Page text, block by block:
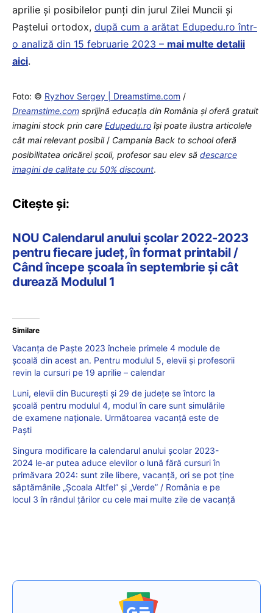
aprilie și posibilelor punți din jurul Zilei Muncii și
Paștelui ortodox, după cum a arătat Edupedu.ro într-
o analiză din 15 februarie 2023 – mai multe detalii
aici.
Foto: © Ryzhov Sergey | Dreamstime.com /
Dreamstime.com sprijină educaţia din România şi oferă gratuit
imagini stock prin care Edupedu.ro îşi poate ilustra articolele
cât mai relevant posibil/ Campania Back to school oferă
posibilitatea oricărei școli, profesor sau elev să descarce
imagini de calitate cu 50% discount.
Citește și:
NOU Calendarul anului școlar 2022-2023
pentru fiecare județ, în format printabil /
Când începe școala în septembrie și cât
durează Modulul 1
Similare
Vacanța de Paște 2023 încheie primele 4 module de
școală din acest an. Pentru modulul 5, elevii și profesorii
revin la cursuri pe 19 aprilie – calendar
Luni, elevii din București și 29 de județe se întorc la
școală pentru modulul 4, modul în care sunt simulările
de examene naționale. Următoarea vacanță este de
Paști
Singura modificare la calendarul anului școlar 2023-
2024 le-ar putea aduce elevilor o lună fără cursuri în
primăvara 2024: sunt zile libere, vacanță, ori se pot ține
săptămânile „Școala Altfel” și „Verde” / România e pe
locul 3 în rândul țărilor cu cele mai multe zile de vacanță